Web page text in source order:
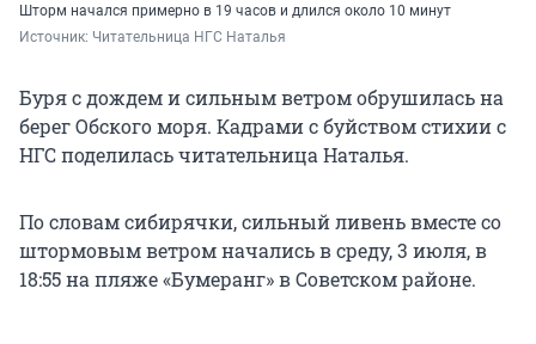
Шторм начался примерно в 19 часов и длился около 10 минут
Источник: Читательница НГС Наталья
Буря с дождем и сильным ветром обрушилась на
берег Обского моря. Кадрами с буйством стихии с
НГС поделилась читательница Наталья.
По словам сибирячки, сильный ливень вместе со
штормовым ветром начались в среду, 3 июля, в
18:55 на пляже «Бумеранг» в Советском районе.